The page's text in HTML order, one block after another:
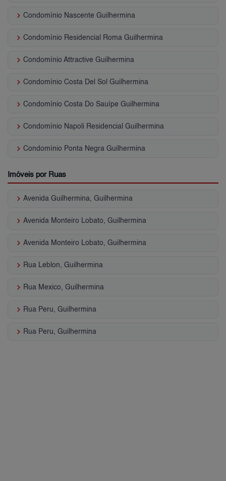
keyboard_arrow_right Condomínio Nascente Guilhermina
keyboard_arrow_right Condomínio Residencial Roma Guilhermina
keyboard_arrow_right Condomínio Attractive Guilhermina
keyboard_arrow_right Condomínio Costa Del Sol Guilhermina
keyboard_arrow_right Condomínio Costa Do Sauípe Guilhermina
keyboard_arrow_right Condomínio Napoli Residencial Guilhermina
keyboard_arrow_right Condomínio Ponta Negra Guilhermina
Imóveis por Ruas
keyboard_arrow_right Avenida Guilhermina, Guilhermina
keyboard_arrow_right Avenida Monteiro Lobato, Guilhermina
keyboard_arrow_right Avenida Monteiro Lobato, Guilhermina
keyboard_arrow_right Rua Leblon, Guilhermina
keyboard_arrow_right Rua Mexico, Guilhermina
keyboard_arrow_right Rua Peru, Guilhermina
keyboard_arrow_right Rua Peru, Guilhermina